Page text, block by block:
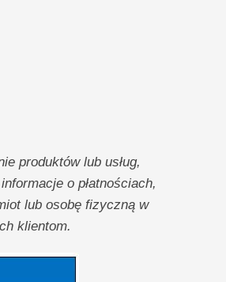
produktów lub usług,
o płatnościach,
lub osobę fizyczną w
klientom.